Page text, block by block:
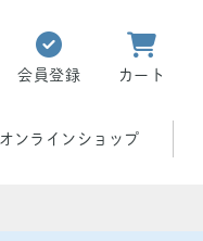
会員登録 カート
オンラインショップ